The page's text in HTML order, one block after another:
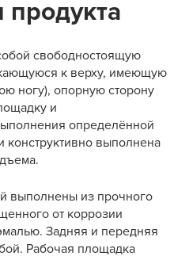
продукта
свободностоящую
к верху, имеющую
ногу), опорную сторону
и
определённой
конструктивно выполнена
выполнены из прочного
от коррозии
Задняя и передняя
Рабочая площадка